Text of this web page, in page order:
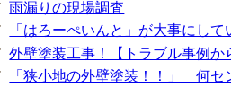
雨漏りの現場調査
「はろーぺいんと」が大事にし
外壁塗装工事！【トラブル事例
「狭小地の外壁塗装！！」 何